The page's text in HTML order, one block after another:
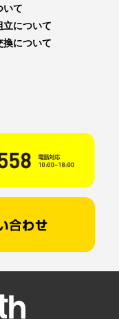
いて
立について
換について